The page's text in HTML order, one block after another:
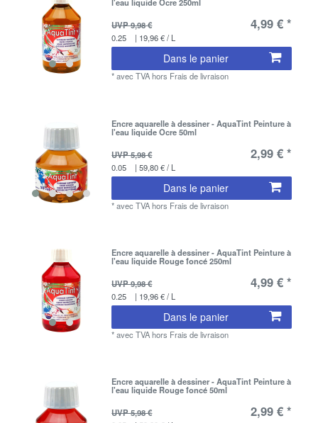
UVP 9,98 €
4,99 € *
0.25 | 19,96 € / L
Dans le panier
*avec TVAhors Frais de livraison
Encre aquarelle à dessiner - AquaTint Peinture à
l'eau liquide Ocre 50ml
UVP 5,98 €
2,99 € *
0.05 | 59,80 € / L
Dans le panier
*avec TVAhors Frais de livraison
Encre aquarelle à dessiner - AquaTint Peinture à
l'eau liquide Rouge foncé 250ml
UVP 9,98 €
4,99 € *
0.25 | 19,96 € / L
Dans le panier
*avec TVAhors Frais de livraison
Encre aquarelle à dessiner - AquaTint Peinture à
l'eau liquide Rouge foncé 50ml
UVP 5,98 €
2,99 € *